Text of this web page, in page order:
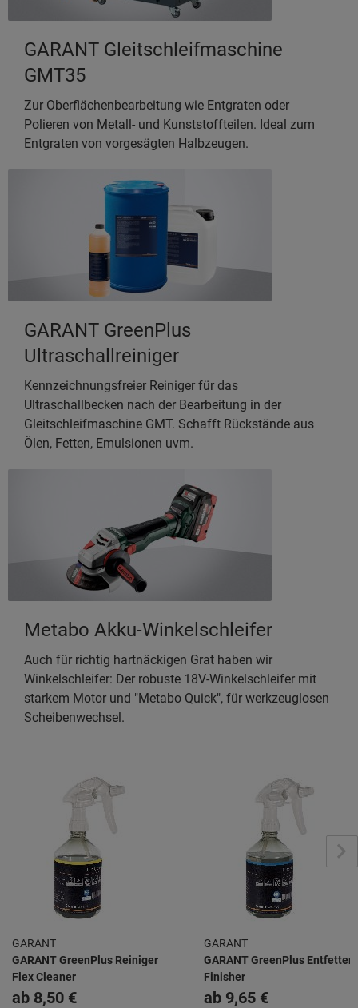
GARANT Gleitschleifmaschine
GMT35
Zur Oberflächenbearbeitung wie Entgraten oder
Polieren von Metall- und Kunststoffteilen. Ideal zum
Entgraten von vorgesägten Halbzeugen.
GARANT GreenPlus
Ultraschallreiniger
Kennzeichnungsfreier Reiniger für das
Ultraschallbecken nach der Bearbeitung in der
Gleitschleifmaschine GMT. Schafft Rückstände aus
Ölen, Fetten, Emulsionen uvm.
Metabo Akku-Winkelschleifer
Auch für richtig hartnäckigen Grat haben wir
Winkelschleifer: Der robuste 18V-Winkelschleifer mit
starkem Motor und "Metabo Quick", für werkzeuglosen
Scheibenwechsel.
GARANT
GARANT GreenPlus Reiniger
Flex Cleaner
ab 8,50 €
GARANT
GARANT GreenPlus Entfetter
Finisher
ab 9,65 €